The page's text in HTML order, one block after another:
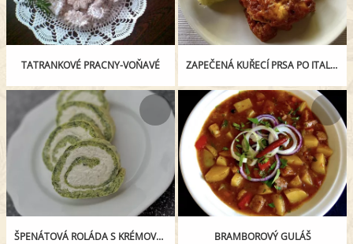
TATRANKOVÉ PRACNY-VOŇAVÉ ZAPEČENÁ KUŘECÍ PRSA PO ITALSKU
ŠPENÁTOVÁ ROLÁDA S KRÉMOVOU NÁPLNÍ BRAMBOROVÝ GULÁŠ